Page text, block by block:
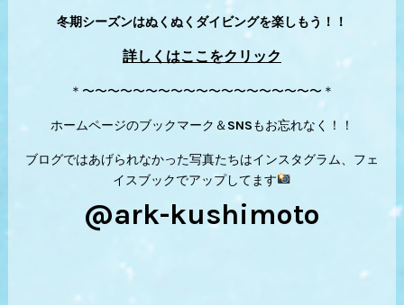
冬期シーズンはぬくぬくダイビングを楽しもう！！
詳しくはここをクリック
＊〜〜〜〜〜〜〜〜〜〜〜〜〜〜〜〜〜〜〜＊
ホームページのブックマーク＆SNSもお忘れなく！！
ブログではあげられなかった写真たちはインスタグラム、フェ
イスブックでアップしてます
@ark-kushimoto